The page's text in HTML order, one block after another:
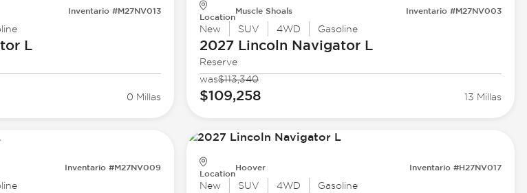
Inventario #M27NV013
L
0 Millas
Location
Muscle Shoals Inventario #M27NV003
New SUV 4WD Gasoline
2027 Lincoln Navigator L
Reserve
was$113,340
$109,258 13 Millas
Inventario #M27NV009
Location
Hoover Inventario #H27NV017
New SUV 4WD Gasoline